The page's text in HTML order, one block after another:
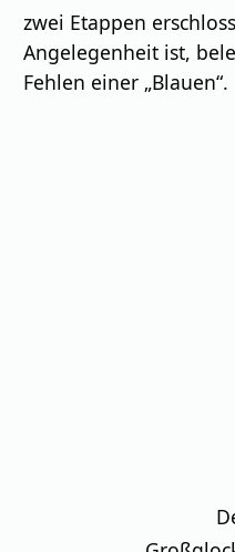
zwei Etappen
Angelegenheit ist,
Fehlen einer „Blauen“.